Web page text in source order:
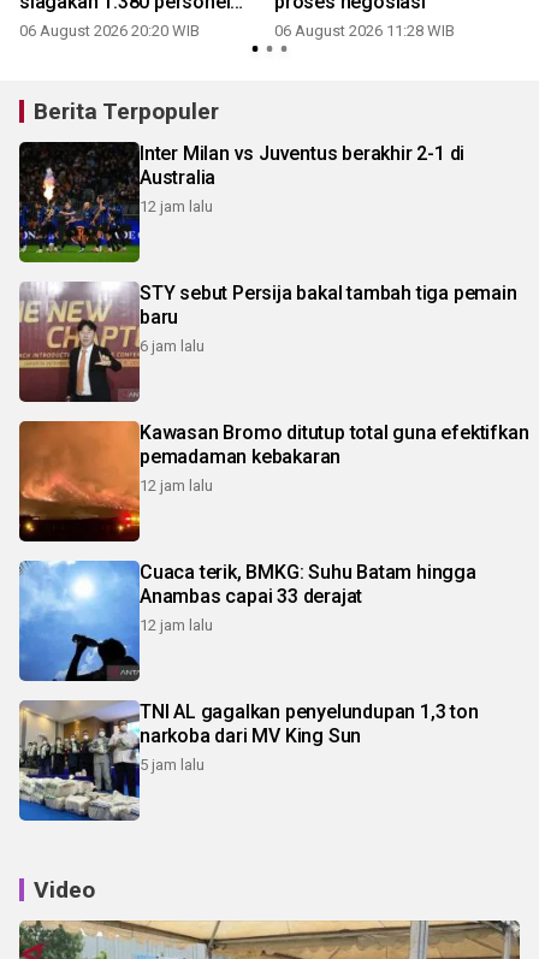
antisipasi konvoi Bobotoh
06 August 2026 20:20 WIB 06 August 2026 11:28 WIB
Berita Terpopuler
Inter Milan vs Juventus berakhir 2-1 di
Australia
12 jam lalu
STY sebut Persija bakal tambah tiga pemain
baru
6 jam lalu
Kawasan Bromo ditutup total guna efektifkan
pemadaman kebakaran
12 jam lalu
Cuaca terik, BMKG: Suhu Batam hingga
Anambas capai 33 derajat
12 jam lalu
TNI AL gagalkan penyelundupan 1,3 ton
narkoba dari MV King Sun
5 jam lalu
Video